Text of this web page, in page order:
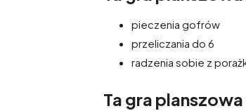
pieczenia gofrów
przeliczania do 6
radzenia sobie z
Ta gra